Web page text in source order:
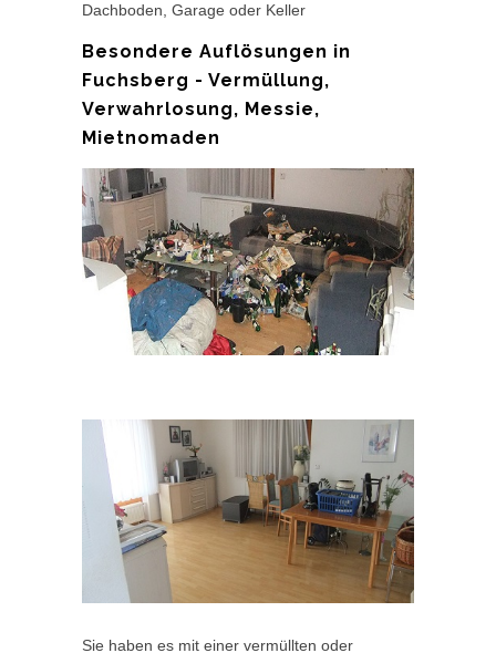
Dachboden, Garage oder Keller
Besondere Auflösungen in
Fuchsberg - Vermüllung,
Verwahrlosung, Messie,
Mietnomaden
Sie haben es mit einer vermüllten oder